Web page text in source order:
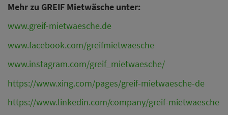
Mehr zu GREIF Mietwäsche unter:
www.greif-mietwaesche.de
www.facebook.com/greifmietwaesche
www.instagram.com/greif_mietwaesche/
https://www.xing.com/pages/greif-mietwaesche-de
https://www.linkedin.com/company/greif-mietwaesche